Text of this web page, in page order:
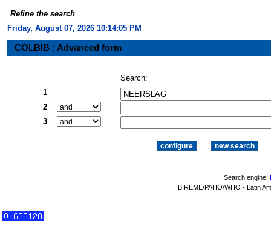
Refine the search
Friday, August 07, 2026 10:14:06 PM
COLBIB : Advanced form
Search:
1
2
3
Search engine:
BIREME/PAHO/WHO - Latin